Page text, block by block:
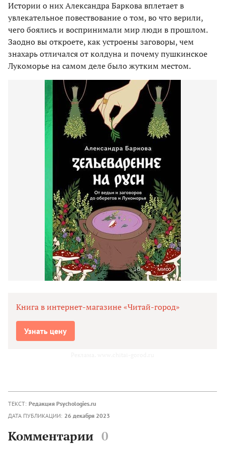
Истории о них Александра Баркова вплетает в
увлекательное повествование о том, во что верили,
чего боялись и воспринимали мир люди в прошлом.
Заодно вы откроете, как устроены заговоры, чем
знахарь отличался от колдуна и почему пушкинское
Лукоморье на самом деле было жутким местом.
Книга в интернет-магазине «Читай-город»
Узнать цену
ТЕКСТ: Редакция Psychologies.ru
ДАТА ПУБЛИКАЦИИ: 26 декабря 2023
Комментарии 0